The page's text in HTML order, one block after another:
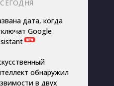
дата, когда
Google
обнаружил
в двух